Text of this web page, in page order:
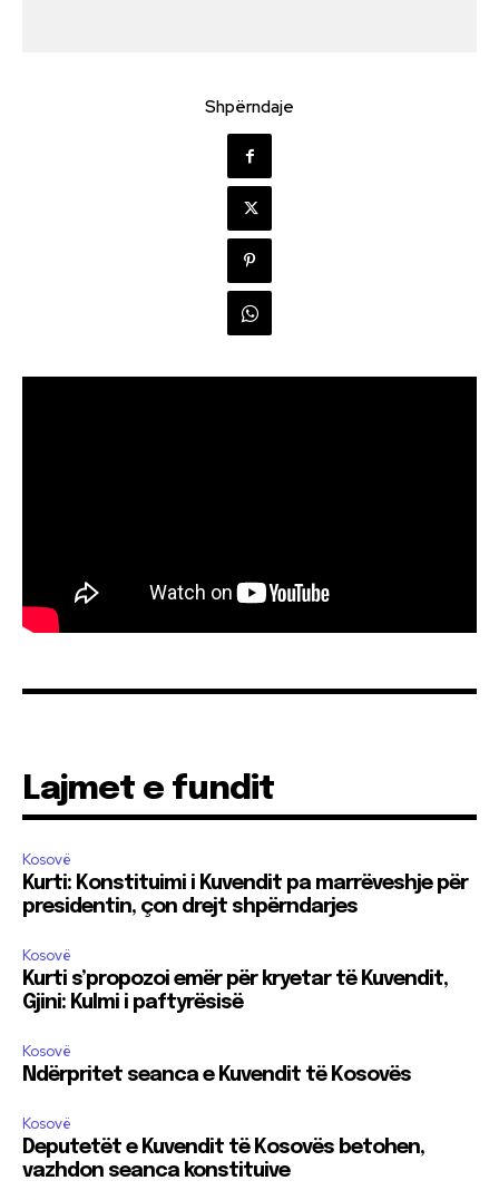
Shpërndaje
Lajmet e fundit
Kosovë
Kurti: Konstituimi i Kuvendit pa marrëveshje për
presidentin, çon drejt shpërndarjes
Kosovë
Kurti s’propozoi emër për kryetar të Kuvendit,
Gjini: Kulmi i paftyrësisë
Kosovë
Ndërpritet seanca e Kuvendit të Kosovës
Kosovë
Deputetët e Kuvendit të Kosovës betohen,
vazhdon seanca konstituive